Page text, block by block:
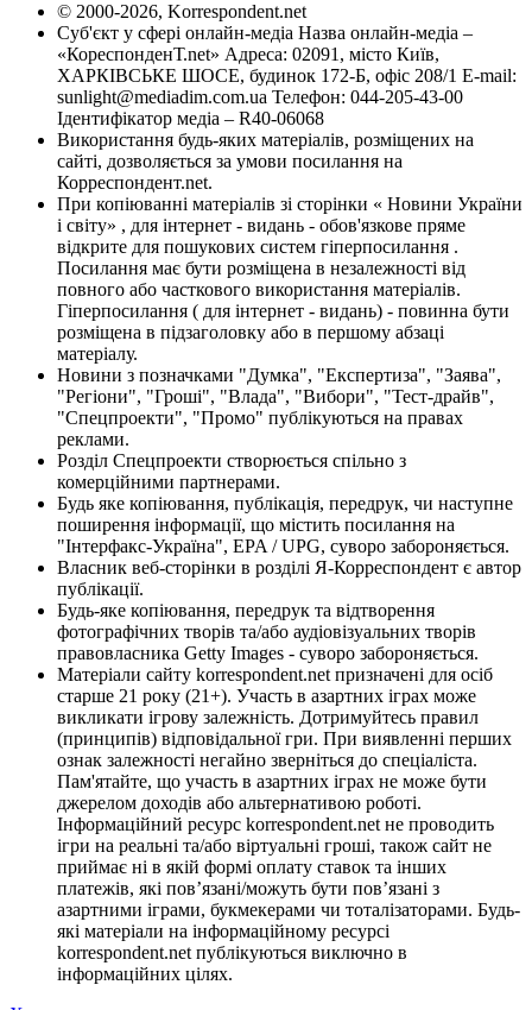
© 2000-2026, Korrespondent.net
Суб'єкт у сфері онлайн-медіа Назва онлайн-медіа –
«КореспонденТ.net» Адреса: 02091, місто Київ,
ХАРКІВСЬКЕ ШОСЕ, будинок 172-Б, офіс 208/1 E-mail:
sunlight@mediadim.com.ua Телефон: 044-205-43-00
Ідентифікатор медіа – R40-06068
Використання будь-яких матеріалів, розміщених на
сайті, дозволяється за умови посилання на
Корреспондент.net.
При копіюванні матеріалів зі сторінки « Новини України
і світу» , для інтернет - видань - обов'язкове пряме
відкрите для пошукових систем гіперпосилання .
Посилання має бути розміщена в незалежності від
повного або часткового використання матеріалів.
Гіперпосилання ( для інтернет - видань) - повинна бути
розміщена в підзаголовку або в першому абзаці
матеріалу.
Новини з позначками "Думка", "Експертиза", "Заява",
"Регіони", "Гроші", "Влада", "Вибори", "Тест-драйв",
"Спецпроекти", "Промо" публікуються на правах
реклами.
Розділ Спецпроекти створюється спільно з
комерційними партнерами.
Будь яке копіювання, публікація, передрук, чи наступне
поширення інформації, що містить посилання на
"Інтерфакс-Україна", EPA / UPG, суворо забороняється.
Власник веб-сторінки в розділі Я-Корреспондент є автор
публікації.
Будь-яке копіювання, передрук та відтворення
фотографічних творів та/або аудіовізуальних творів
правовласника Getty Images - суворо забороняється.
Матеріали сайту korrespondent.net призначені для осіб
старше 21 року (21+). Участь в азартних іграх може
викликати ігрову залежність. Дотримуйтесь правил
(принципів) відповідальної гри. При виявленні перших
ознак залежності негайно зверніться до спеціаліста.
Пам'ятайте, що участь в азартних іграх не може бути
джерелом доходів або альтернативою роботі.
Інформаційний ресурс korrespondent.net не проводить
ігри на реальні та/або віртуальні гроші, також сайт не
приймає ні в якій формі оплату ставок та інших
платежів, які пов’язані/можуть бути пов’язані з
азартними іграми, букмекерами чи тоталізаторами. Будь-
які матеріали на інформаційному ресурсі
korrespondent.net публікуються виключно в
інформаційних цілях.